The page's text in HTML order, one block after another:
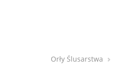
Orły Ślusarstwa